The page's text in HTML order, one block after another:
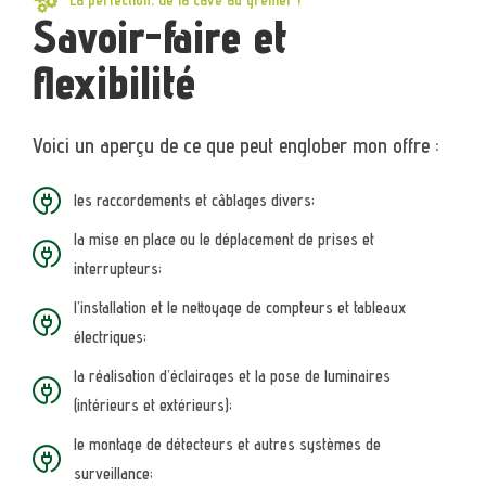
Savoir-faire et
flexibilité
Voici un aperçu de ce que peut englober mon offre :
les raccordements et câblages divers;
la mise en place ou le déplacement de prises et
interrupteurs;
l’installation et le nettoyage de compteurs et tableaux
électriques;
la réalisation d’éclairages et la pose de luminaires
(intérieurs et extérieurs);
le montage de détecteurs et autres systèmes de
surveillance;